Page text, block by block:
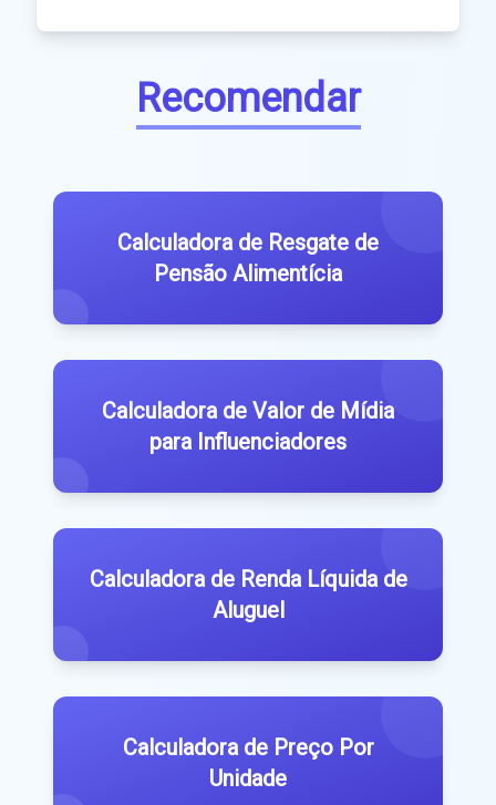
Recomendar
Calculadora de Resgate de
Pensão Alimentícia
Calculadora de Valor de Mídia
para Influenciadores
Calculadora de Renda Líquida de
Aluguel
Calculadora de Preço Por
Unidade